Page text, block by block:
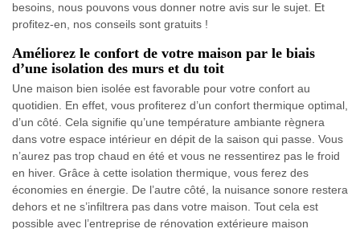
besoins, nous pouvons vous donner notre avis sur le sujet. Et
profitez-en, nos conseils sont gratuits !
Améliorez le confort de votre maison par le biais
d’une isolation des murs et du toit
Une maison bien isolée est favorable pour votre confort au
quotidien. En effet, vous profiterez d’un confort thermique optimal,
d’un côté. Cela signifie qu’une température ambiante règnera
dans votre espace intérieur en dépit de la saison qui passe. Vous
n’aurez pas trop chaud en été et vous ne ressentirez pas le froid
en hiver. Grâce à cette isolation thermique, vous ferez des
économies en énergie. De l’autre côté, la nuisance sonore restera
dehors et ne s’infiltrera pas dans votre maison. Tout cela est
possible avec l’entreprise de rénovation extérieure maison